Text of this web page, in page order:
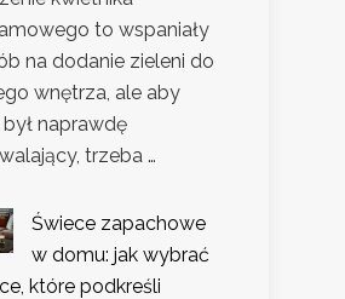
to wspaniały
na dodanie zieleni do
wnętrza, ale aby
naprawdę
trzeba …
Świece zapachowe
w domu: jak wybrać
które podkreśli